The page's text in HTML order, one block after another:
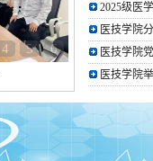
4 5 6
2025级医
医技学院
医技学院
医技学院